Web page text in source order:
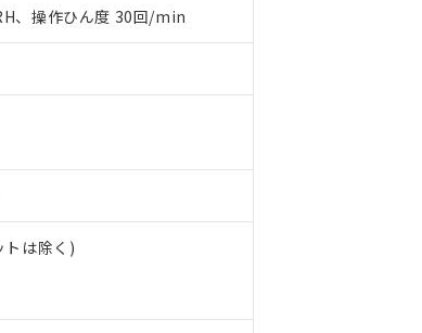
、操作ひん度 30回/min
は除く)
れた部品リストについて、当社および当社の共同利用者
の取引・商談に必要な範囲で利用することをご了承くだ
利用に関して"
の「1.共同利用者の範囲」に記載されて
きます。
で、過去に遡って非含有を証明するものではありません。
対応では、対応完了までの期間は出荷製品に未対応品が
ました。
ることから、特段のことがない限り、2022年1月12日よ
公開していない機種